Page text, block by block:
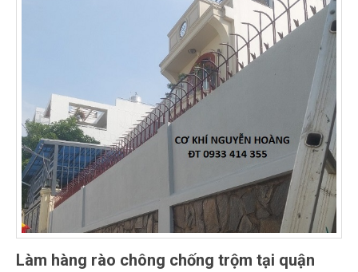
Làm hàng rào chông chống trộm tại quận